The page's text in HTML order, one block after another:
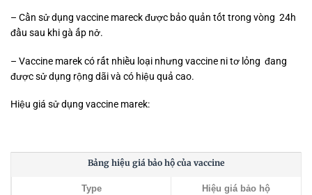
– Cần sử dụng vaccine mareck được bảo quản tốt trong vòng 24h
đầu sau khi gà ấp nở.
– Vaccine marek có rất nhiều loại nhưng vaccine ni tơ lỏng đang
được sử dụng rộng dãi và có hiệu quả cao.
Hiệu giá sử dụng vaccine marek:
Bảng hiệu giá bảo hộ của vaccine
Type Hiệu giá bảo hộ